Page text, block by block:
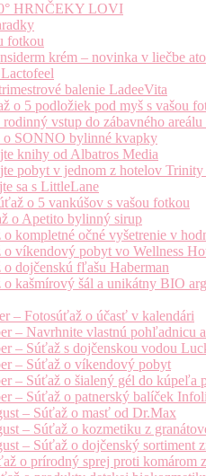
HRNČEKY LOVI
fotkou
krém – novinka v liečbe
balenie LadeeVita
o 5 podložiek pod myš s vašou
vstup do zábavného
o SONNO bylinné kvapky
knihy od Albatros Media
pobyt v jednom z hotelov
sa s LittleLane
o 5 vankúšov s vašou fotkou
o Apetito bylinný sirup
kompletné očné vyšetrenie v
o víkendový pobyt vo Wellness
o dojčenskú fľašu Haberman
o kašmírový šál a unikátny BIO
– Fotosúťaž o účasť v kalendári
– Navrhnite vlastnú pohľadnicu
– Súťaž s dojčenskou vodou
– Súťaž o víkendový pobyt
– Súťaž o šialený gél do kúpeľa
– Súťaž o patnerský balíček
– Súťaž o masť od Dr.Max
– Súťaž o kozmetiku z
– Súťaž o dojčenský sortiment
o prírodný sprej proti komárom